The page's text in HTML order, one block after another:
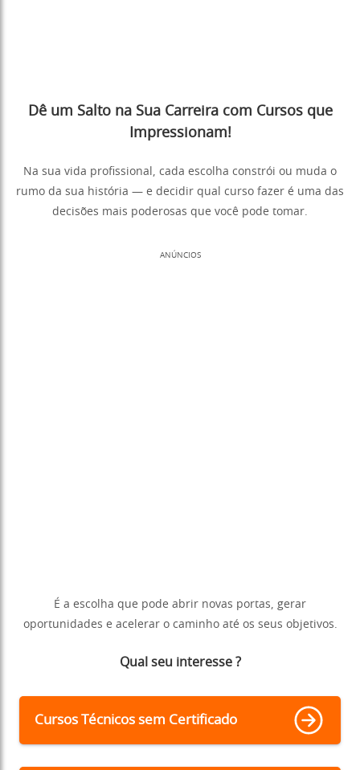
Dê um Salto na Sua Carreira com Cursos que
Impressionam!
Na sua vida profissional, cada escolha constrói ou muda o
rumo da sua história — e decidir qual curso fazer é uma das
decisões mais poderosas que você pode tomar.
ANÚNCIOS
É a escolha que pode abrir novas portas, gerar
oportunidades e acelerar o caminho até os seus objetivos.
Qual seu interesse ?
Cursos Técnicos sem Certificado